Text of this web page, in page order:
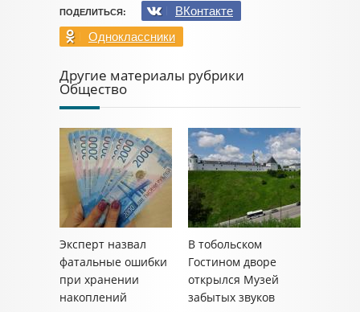
ПОДЕЛИТЬСЯ:
ВКонтакте
Одноклассники
Другие материалы рубрики
Общество
Эксперт назвал
фатальные ошибки
при хранении
накоплений
В тобольском
Гостином дворе
открылся Музей
забытых звуков